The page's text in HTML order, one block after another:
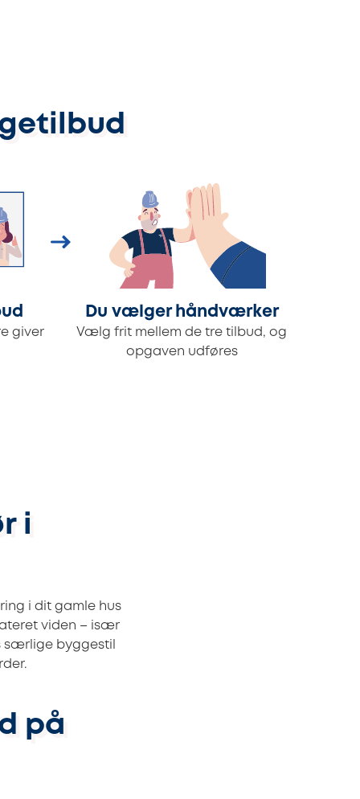
giver
Du vælger håndværker
Vælg frit mellem de tre tilbud, og
opgaven udføres
i
i dit gamle hus
viden – især
særlige byggestil
på